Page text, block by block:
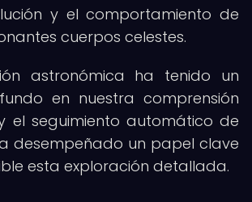
y el comportamiento de
cuerpos celestes.
astronómica ha tenido un
en nuestra comprensión
el seguimiento automático de
desempeñado un papel clave
esta exploración detallada.